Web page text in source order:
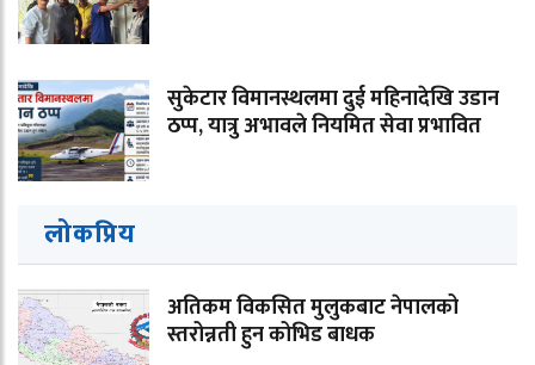
सुकेटार विमानस्थलमा दुई महिनादेखि उडान
ठप्प, यात्रु अभावले नियमित सेवा प्रभावित
लोकप्रिय
अतिकम विकसित मुलुकबाट नेपालको
स्तरोन्नती हुन कोभिड बाधक